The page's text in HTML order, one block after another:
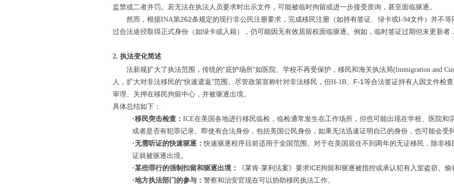
监禁或二者并罚。若无法在执法人员要求时出示文件，可能被临时拘留或进一步接受质询，甚至面临驱逐。
然而，根据INA第262条规定的现行非公民注册要求，完成移民注册（如持有签证、绿卡或I-94文件）并不等
过合法途径取得正式身份（如绿卡或入籍），仍可能因无有效居留权面临驱逐。例如，临时签证过期但未更新者
2. 执法变化简述
法新规扩大了执法范围，传统的“庇护场所”如医院、学校不再受保护，移民和海关执法局(Immigration and
人，扩大对非法移民的“快速遣返”范围。尽管政策宣称针对非法移民，但H-1B 、F-1等合法签证持有人因文件检
审理、关押在移民拘留中心，并被驱逐出境。
具体总结如下：
·移民突击检查： ICE在美国各地进行移民临检，临检通常发生在工作场所，但也可能出现在学校、医院
或者是否有犯罪记录。即使有合法身份，包括美国公民身份，如果无法迅速证明自己的身份，也可能会受到
·无需听证的快速驱逐：快速驱逐程序目前适用于全国范围。对于在美国居住不到两年的无证移民，除非
证就被驱逐出境。
·某些罪行的强制扣留和驱逐出境：
《莱肯·莱利法案》要求ICE拘留和驱逐被指控或承认犯有入室盗窃、
·地方执法部门的参与： 警察和治安官现在可以协助移民执法工作。